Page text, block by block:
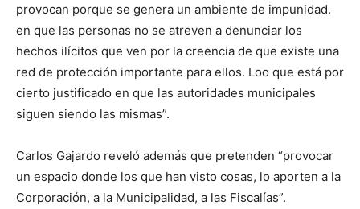
provocan porque se genera un ambiente de impunidad.
en que las personas no se atreven a denunciar los
hechos ilícitos que ven por la creencia de que existe una
red de protección importante para ellos. Loo que está por
cierto justificado en que las autoridades municipales
siguen siendo las mismas”.
Carlos Gajardo reveló además que pretenden “provocar
un espacio donde los que han visto cosas, lo aporten a la
Corporación, a la Municipalidad, a las Fiscalías”.